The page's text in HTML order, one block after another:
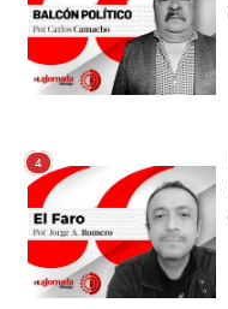
4